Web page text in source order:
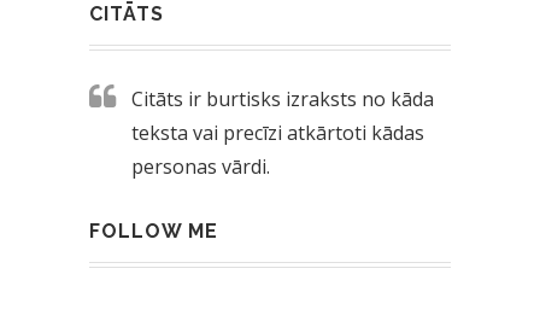
CITĀTS
Citāts ir burtisks izraksts no kāda
teksta vai precīzi atkārtoti kādas
personas vārdi.
FOLLOW ME